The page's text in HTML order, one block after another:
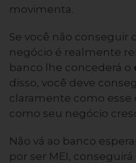
movimenta.
Se você não conseguir
negócio é realmente
banco lhe concederá o
disso, você deve
claramente como esse
como seu negócio
Não vá ao banco
por ser MEI,